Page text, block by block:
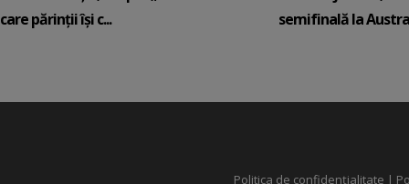
care părinții își c...
semifinală la
Politica de confidențialitate |